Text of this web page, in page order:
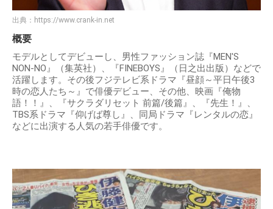
出典： https://www.crank-in.net
概要
モデルとしてデビューし、男性ファッション誌『MEN'S
NON-NO』（集英社）、『FINEBOYS』（日之出出版）などで
活躍します。その後フジテレビ系ドラマ『昼顔～平日午後3
時の恋人たち～』で俳優デビュー、その他、映画『俺物
語！！』、『サクラダリセット 前篇/後篇』、『先生！』、
TBS系ドラマ『仰げば尊し』、同局ドラマ『レンタルの恋』
などに出演する人気の若手俳優です。